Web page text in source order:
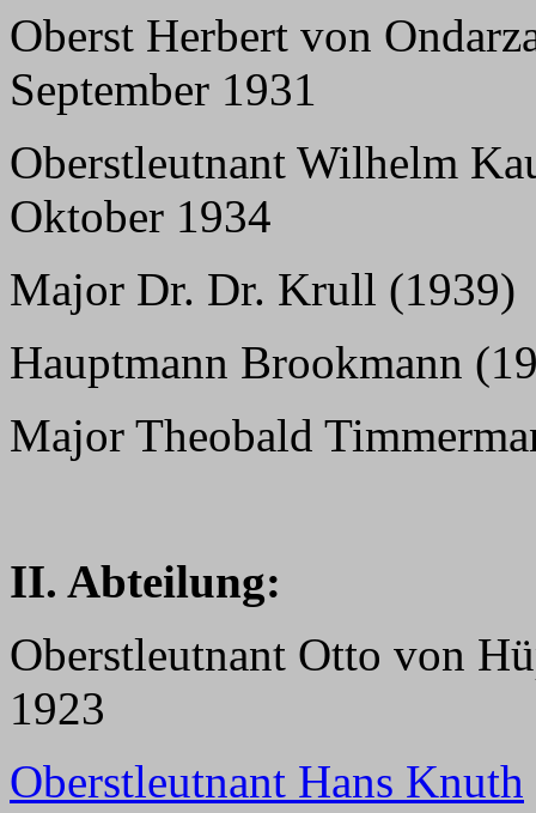
Oberst Herbert von
September 1931
Oberstleutnant Wilhelm
Oktober 1934
Major Dr. Dr. Krull (1939)
Hauptmann Brookmann
Major Theobald
II. Abteilung:
Oberstleutnant Otto von
1923
Oberstleutnant Hans Knuth